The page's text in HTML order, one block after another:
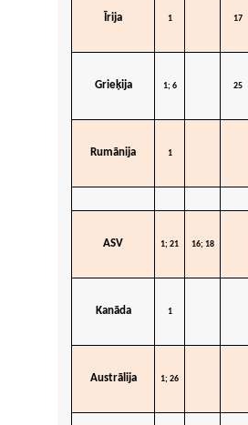
Īrija 1 17
Grieķija 1; 6 25
Rumānija 1
ASV 1; 21 16; 18
Kanāda 1
Austrālija 1; 26